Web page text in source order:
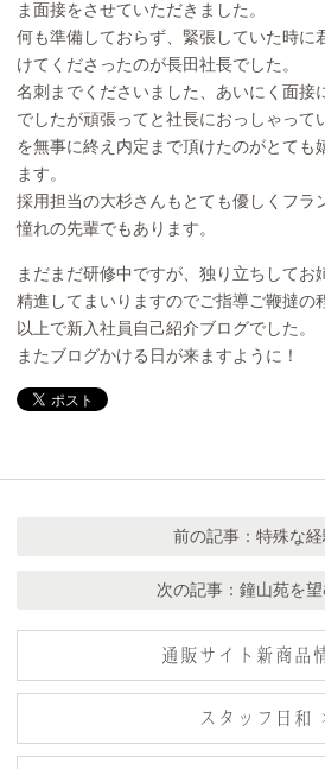
ま面接をさせていただきました。
何も準備しておらず、緊張していた時に
けてくださったのが長田社長でした。
名刺までくださいました、あいにく面接
でしたが頑張ってと社長におっしゃって
を無事に終え内定まで頂けたのがとても
ます。
採用担当の大杉さんもとても優しくフラ
憧れの先輩でもあります。
まだまだ研修中ですが、独り立ちしてお
精進してまいりますのでご指導ご鞭撻の
以上で新入社員自己紹介ブログでした。
またブログかける日が来ますように！
前の記事： 特殊な経
次の記事： 鐘山苑を
通販サイト新商品
スタッフ日和